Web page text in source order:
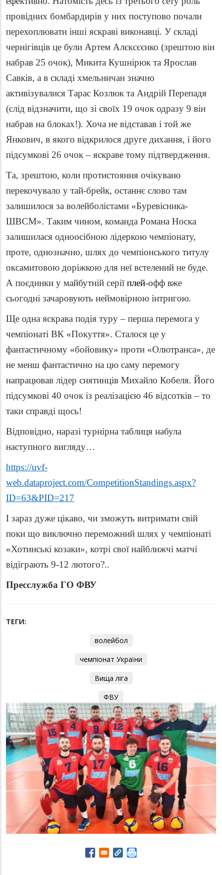
провідних бомбардирів у них поступово почали
перехоплювати інші яскраві виконавці. У складі
чернігівців це були Артем Алєксєєнко (зрештою він
набрав 25 очок), Микита Кушнірюк та Ярослав
Савків, а в складі хмельничан значно
активізувалися Тарас Козлюк та Андрій Перепадя
(слід відзначити, що зі своїх 19 очок одразу 9 він
набрав на блоках!). Хоча не відставав і той же
Янкович, в якого відкрилося друге дихання, і його
підсумкові 26 очок – яскраве тому підтвердження.
Та, зрештою, коли протистояння очікувано
перекочувало у тай-брейк, останнє слово там
залишилося за волейболістами «Буревісника-
ШВСМ». Таким чином, команда Романа Носка
залишилася одноосібною лідеркою чемпіонату,
проте, однозначно, шлях до чемпіонського титулу
оксамитовою доріжкою для неї встелений не буде.
А поєдинки у майбутній серії плей-офф вже
сьогодні зачаровують неймовірною інтригою.
Ще одна яскрава подія туру – перша перемога у
чемпіонаті ВК «Покуття». Сталося це у
фантастичному «бойовику» проти «Олютранса», де
не менш фантастично на цю саму перемогу
напрацював лідер снятинців Михайло Кобеля. Його
підсумкові 40 очок із реалізацією 46 відсотків – то
таки справді щось!
Відповідно, наразі турнірна таблиця набула
наступного вигляду…
https://uvf-
web.dataproject.com/CompetitionStandings.aspx?
ID=63&PID=217
І зараз дуже цікаво, чи зможуть витримати свій
поки що виключно переможний шлях у чемпіонаті
«Хотинські козаки», котрі свої найближчі матчі
відіграють 9-12 лютого?..
Пресслужба ГО ФВУ
ТЕГИ:
волейбол
чемпіонат України
Вища ліга
ФВУ